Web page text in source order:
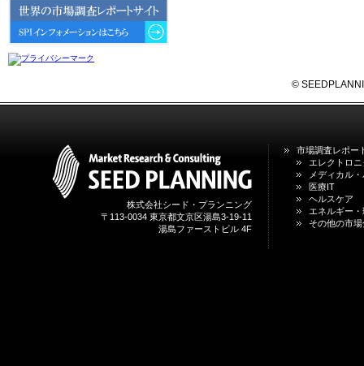
6GにおけるIoT／サービス市場の
動向 」を発刊しました。
2026年04月30日
4月30日、「2026年版 オンライン
1月31日、「DXが加速するMCI・
認知症ケア支援サービスの現状と
今後の方向性 」を発刊しました。
1月13日、「営業支援DXにおける
名刺管理サービスの最新動向2026
©
株式会社シード・プランニング
〒113-0034 東京都文京区湯島3-19-11
湯島ファーストビル 4F
市場調査レポー
エレクトロ
メディカル
医療IT
ヘルスケア
エネルギー
その他の市